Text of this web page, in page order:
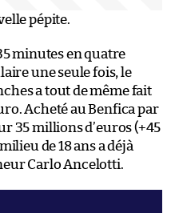
pépite.
minutes en quatre
une seule fois, le
a tout de même fait
Acheté au Benfica par
35 millions d’euros (+45
de 18 ans a déjà
Carlo Ancelotti.